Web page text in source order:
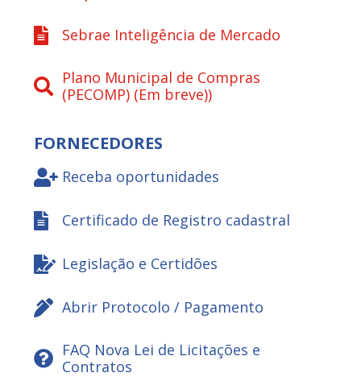
Sebrae Inteligência de Mercado
Plano Municipal de Compras
(PECOMP) (Em breve))
FORNECEDORES
Receba oportunidades
Certificado de Registro cadastral
Legislação e Certidões
Abrir Protocolo / Pagamento
FAQ Nova Lei de Licitações e
Contratos